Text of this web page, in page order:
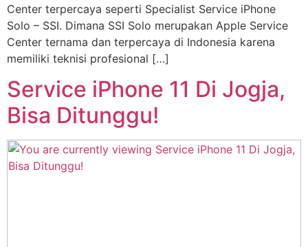
Center terpercaya seperti Specialist Service iPhone
Solo – SSI. Dimana SSI Solo merupakan Apple Service
Center ternama dan terpercaya di Indonesia karena
memiliki teknisi profesional […]
Service iPhone 11 Di Jogja,
Bisa Ditunggu!